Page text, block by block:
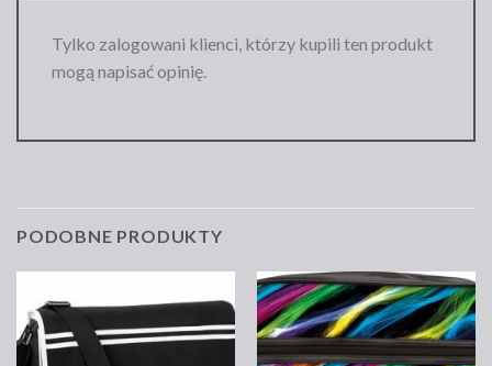
Tylko zalogowani klienci, którzy kupili ten produkt
mogą napisać opinię.
PODOBNE PRODUKTY